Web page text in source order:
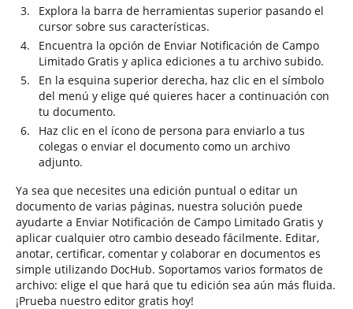
Explora la barra de herramientas superior pasando el
cursor sobre sus características.
Encuentra la opción de Enviar Notificación de Campo
Limitado Gratis y aplica ediciones a tu archivo subido.
En la esquina superior derecha, haz clic en el símbolo
del menú y elige qué quieres hacer a continuación con
tu documento.
Haz clic en el ícono de persona para enviarlo a tus
colegas o enviar el documento como un archivo
adjunto.
Ya sea que necesites una edición puntual o editar un
documento de varias páginas, nuestra solución puede
ayudarte a Enviar Notificación de Campo Limitado Gratis y
aplicar cualquier otro cambio deseado fácilmente. Editar,
anotar, certificar, comentar y colaborar en documentos es
simple utilizando DocHub. Soportamos varios formatos de
archivo: elige el que hará que tu edición sea aún más fluida.
¡Prueba nuestro editor gratis hoy!